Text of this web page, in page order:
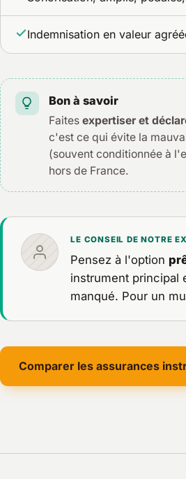
Indemnisation en valeur
Bon à savoir
Faitesexpertiser et
c'est ce qui évite la
(souvent conditionnée à
hors de France.
LE CONSEIL DE NOTRE
Pensez à l'option
instrument principal
manqué. Pour un
Comparer les assurances